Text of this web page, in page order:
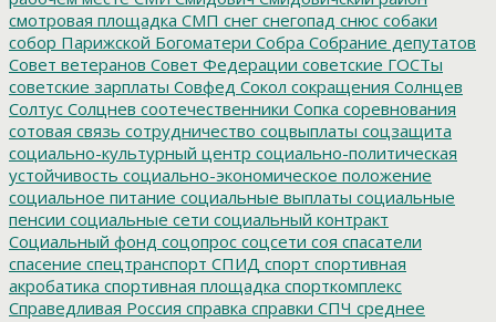
смотровая площадка СМП снег снегопад снюс собаки
собор Парижской Богоматери Собра Собрание депутатов
Совет ветеранов Совет Федерации советские ГОСТы
советские зарплаты Совфед Сокол сокращения Солнцев
Солтус Солцнев соотечественники Сопка соревнования
сотовая связь сотрудничество соцвыплаты соцзащита
социально-культурный центр социально-политическая
устойчивость социально-экономическое положение
социальное питание социальные выплаты социальные
пенсии социальные сети социальный контракт
Социальный фонд соцопрос соцсети соя спасатели
спасение спецтранспорт СПИД спорт спортивная
акробатика спортивная площадка спорткомплекс
Справедливая Россия справка справки СПЧ среднее